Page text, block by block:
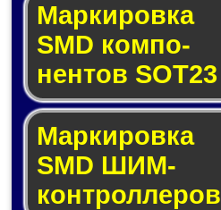
Маркировка
SMD ком­по­
нен­тов SOT23
Маркировка
SMD ШИМ-
кон­трол­ле­ров